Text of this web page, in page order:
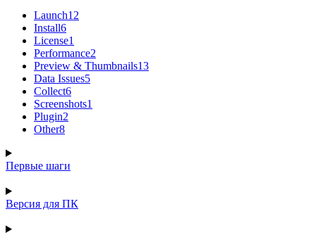
Launch12
Install6
License1
Performance2
Preview & Thumbnails13
Data Issues5
Collect6
Screenshots1
Plugin2
Other8
Первые шаги
Версия для ПК